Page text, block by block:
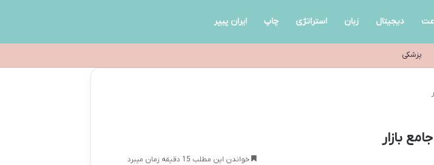
دیجیتال زبان استراتژی چاپ ایران پیپر
پزشکی
بازار
خواندن این مطلب 15 دقیقه زمان میبرد